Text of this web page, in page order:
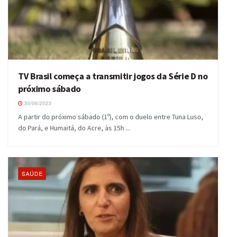
TV Brasil começa a transmitir jogos da Série D no
próximo sábado
30/06/2023
A partir do próximo sábado (1º), com o duelo entre Tuna Luso,
do Pará, e Humaitá, do Acre, às 15h ...
SAÚDE